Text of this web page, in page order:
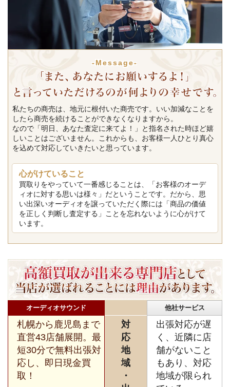
-Message-
私たちの商売は、地元に根付いた商売です。いい加減なことを
したら商売を続けることができなくなりますから。
なので「明日、あなた査定に来てよ！」と指名された時ほど嬉
しいことはございません。これからも、お客様一人ひとり真心
を込めて対応していきたいと思っています。
心がけていること
買取りをやっていて一番感じることは、「お客様のオーデ
ィオに対する思いは様々」だということです。だから、思
い出深いオーディオを譲っていただく際には「商品の価値
を正しく判断し査定する」ことを忘れないように心がけて
います。
オーディオサウンド 他社サービス
札幌から鹿児島まで
直営43店舗展開。最
短30分で無料出張対
応し、即日現金買
取！
対
応
地
域
・
出張対応が遅
く、近隣に店
舗がないこと
もあり、対応
地域が限られ